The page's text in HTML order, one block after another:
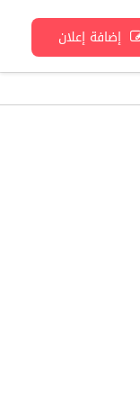
إضافة إعلان